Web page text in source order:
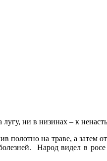
ни в низинах – к
на траве, а затем
Народ видел в